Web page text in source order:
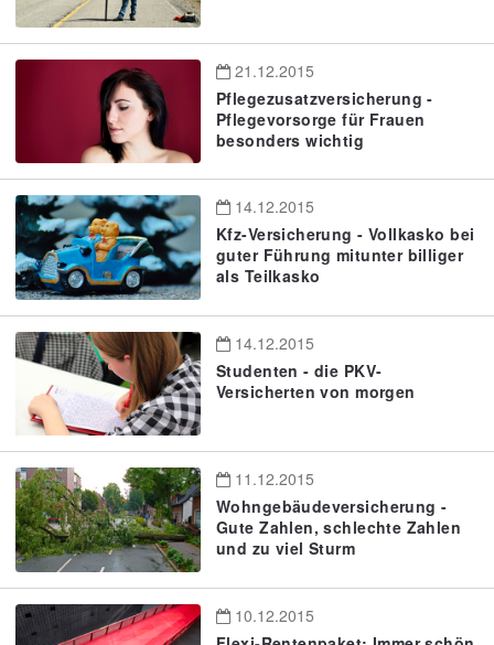
21.12.2015
Pflegezusatzversicherung -
Pflegevorsorge für Frauen
besonders wichtig
14.12.2015
Kfz-Versicherung - Vollkasko bei
guter Führung mitunter billiger
als Teilkasko
14.12.2015
Studenten - die PKV-
Versicherten von morgen
11.12.2015
Wohngebäudeversicherung -
Gute Zahlen, schlechte Zahlen
und zu viel Sturm
10.12.2015